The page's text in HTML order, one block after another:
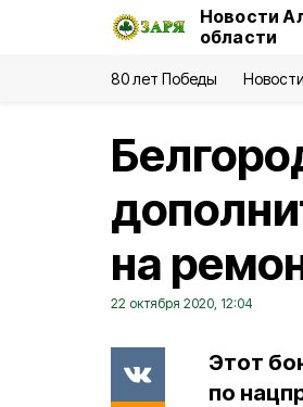
Новости
области
80 лет Победы Новости
на
22 октября 2020, 12:04
Этот
по